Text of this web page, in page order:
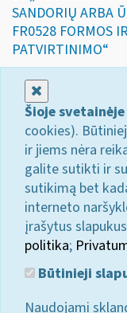
SANDORIŲ ARBA
FR0528 FORMOS
PATVIRTINIMO“
Šioje
cookies).
ir jiems nėra
galite sutikti ir
sutikimą bet
interneto
įrašytus
politika;
Būtinieji
Naudojami